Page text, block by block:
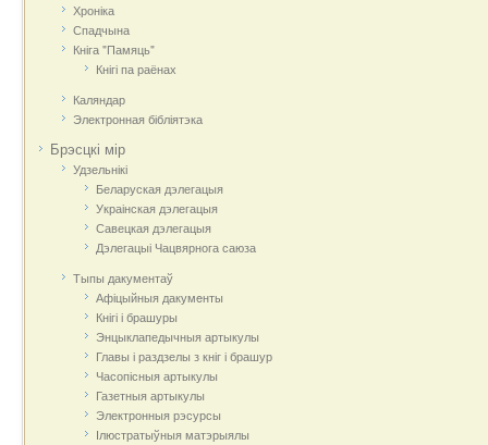
Хроніка
Спадчына
Кніга "Памяць"
Кнігі па раёнах
Каляндар
Электронная бібліятэка
Брэсцкі мір
Удзельнікі
Беларуская дэлегацыя
Украінская дэлегацыя
Савецкая дэлегацыя
Дэлегацыі Чацвярнога саюза
Тыпы дакументаў
Афіцыйныя дакумeнты
Кнігі і брашуры
Энцыклапедычныя артыкулы
Главы і раздзелы з кніг і брашур
Часопісныя артыкулы
Газетныя артыкулы
Электронныя рэсурсы
Ілюстратыўныя матэрыялы